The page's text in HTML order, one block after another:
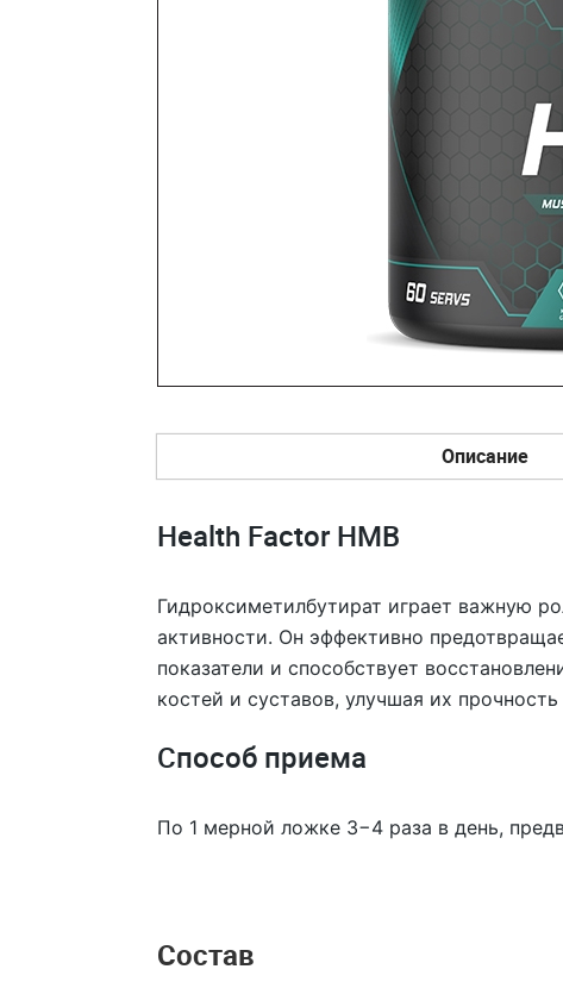
Описание
Health Factor HMB
Гидроксиметилбутират играет важную
активности. Он эффективно
показатели и способствует
костей и суставов, улучшая их
Способ приема
По 1 мерной ложке 3−4 раза в день,
Состав